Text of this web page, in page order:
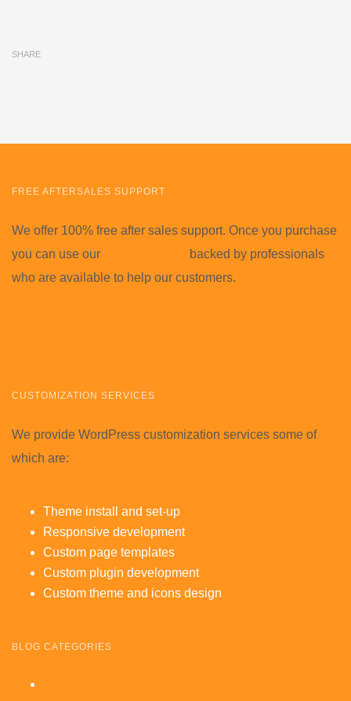
SHARE
FREE AFTERSALES SUPPORT
We offer 100% free after sales support. Once you purchase
you can use our
backed by professionals
who are available to help our customers.
CUSTOMIZATION SERVICES
We provide WordPress customization services some of
which are:
Theme install and set-up
Responsive development
Custom page templates
Custom plugin development
Custom theme and icons design
BLOG CATEGORIES